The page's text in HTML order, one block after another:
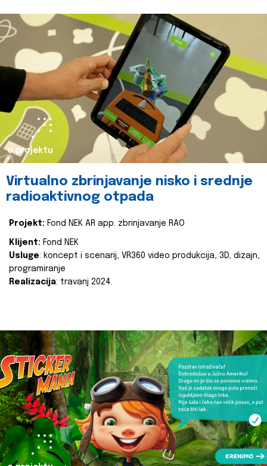
o projektu
Virtualno zbrinjavanje nisko i srednje
radioaktivnog otpada
Projekt: Fond NEK AR app. zbrinjavanje RAO
Klijent: Fond NEK
Usluge: koncept i scenarij, VR360 video produkcija, 3D, dizajn,
programiranje
Realizacija: travanj 2024.